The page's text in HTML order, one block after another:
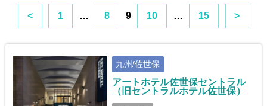
< 1 … 8 9 10 … 15 >
九州/佐世保
アートホテル佐世保セントラル
（旧セントラルホテル佐世保）